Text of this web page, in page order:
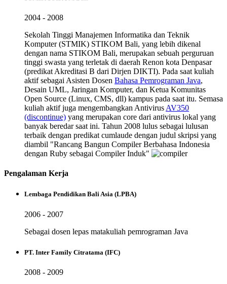
2004 - 2008
Sekolah Tinggi Manajemen Informatika dan Teknik
Komputer (STMIK) STIKOM Bali, yang lebih dikenal
dengan nama STIKOM Bali, merupakan sebuah perguruan
tinggi swasta yang terletak di daerah Renon kota Denpasar
(predikat Akreditasi B dari Dirjen DIKTI). Pada saat kuliah
aktif sebagai Asisten Dosen Bahasa Pemrograman Java,
Desain UML, Jaringan Komputer, dan Ketua Komunitas
Open Source (Linux, CMS, dll) kampus pada saat itu. Semasa
kuliah aktif juga mengembangkan Antivirus AV350
(discontinue) yang merupakan core dari antivirus lokal yang
banyak beredar saat ini. Tahun 2008 lulus sebagai lulusan
terbaik dengan predikat cumlaude dengan judul skripsi yang
diambil "Rancang Bangun Compiler Berbahasa Indonesia
dengan Ruby sebagai Compiler Induk"
Pengalaman Kerja
Lembaga Pendidikan Bali Asia (LPBA)
2006 - 2007
Sebagai dosen lepas matakuliah pemrograman Java
PT. Inter Family Citratama (IFC)
2008 - 2009